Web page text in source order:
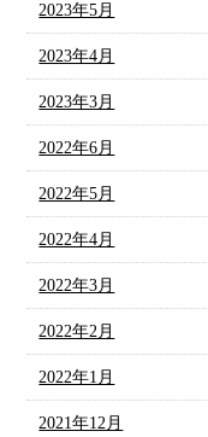
2023年5月
2023年4月
2023年3月
2022年6月
2022年5月
2022年4月
2022年3月
2022年2月
2022年1月
2021年12月